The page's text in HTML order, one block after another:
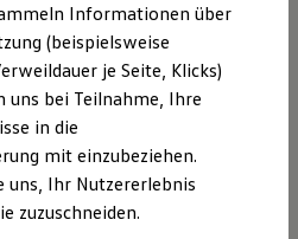
Polo
Neo
GmbH
0
518
E-Mail: info(at)motor-
Informationen über
(beispielsweise
je Seite, Klicks)
uns bei Teilnahme, Ihre
in die
mit einzubeziehen.
uns, Ihr Nutzererlebnis
zuzuschneiden.